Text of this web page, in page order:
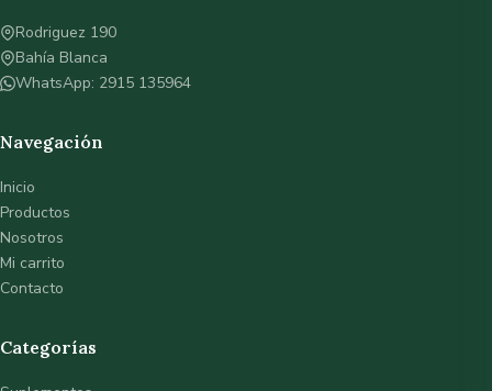
Rodriguez 190
Bahía Blanca
WhatsApp: 2915 135964
Navegación
Inicio
Productos
Nosotros
Mi carrito
Contacto
Categorías